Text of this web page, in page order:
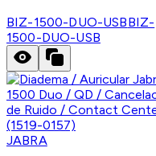
BIZ-1500-DUO-USBBIZ-
1500-DUO-USB
JABRA